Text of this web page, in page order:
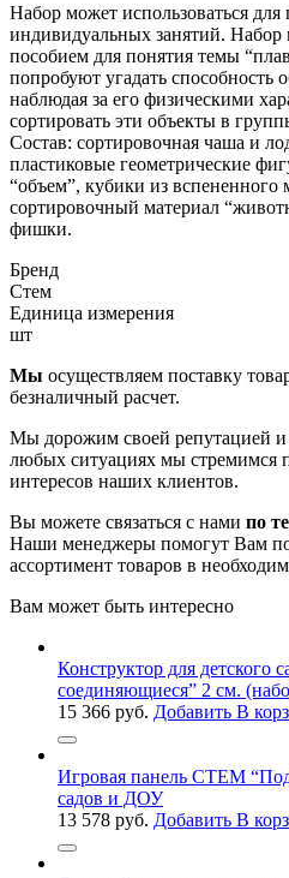
Набор может использоваться
индивидуальных занятий.
пособием для понятия темы
попробуют угадать способность
наблюдая за его физическими
сортировать эти объекты в
Состав: сортировочная чаша и
пластиковые геометрические
“объем”, кубики из вспененного
сортировочный материал
фишки.
Бренд
Стем
Единица измерения
шт
Мы осуществляем поставку
безналичный расчет.
Мы дорожим своей репутацией
любых ситуациях мы стремимся
интересов наших клиентов.
Вы можете связаться с нами по
Наши менеджеры помогут Вам
ассортимент товаров в
Вам может быть интересно
Конструктор для
соединяющиеся” 2 см.
15 366 руб. Добавить В
Игровая панель СТЕМ
садов и ДОУ
13 578 руб. Добавить В